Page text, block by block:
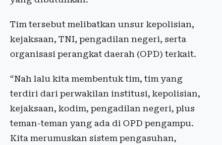
Tim tersebut melibatkan unsur kepolisian,
kejaksaan, TNI, pengadilan negeri, serta
organisasi perangkat daerah (OPD) terkait.
“Nah lalu kita membentuk tim, tim yang
terdiri dari perwakilan institusi, kepolisian,
kejaksaan, kodim, pengadilan negeri, plus
teman-teman yang ada di OPD pengampu.
Kita merumuskan sistem pengasuhan,